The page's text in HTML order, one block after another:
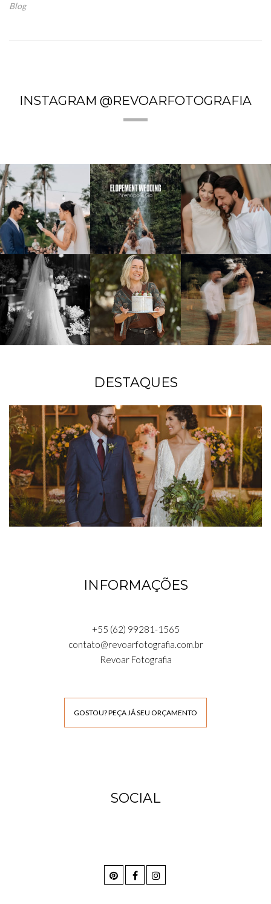
Blog
INSTAGRAM @REVOARFOTOGRAFIA
DESTAQUES
INFORMAÇÕES
+55 (62) 99281-1565
contato@revoarfotografia.com.br
Revoar Fotografia
GOSTOU? PEÇA JÁ SEU ORÇAMENTO
SOCIAL